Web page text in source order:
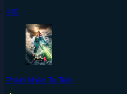
#10
Phàm Nhân Tu Tiên